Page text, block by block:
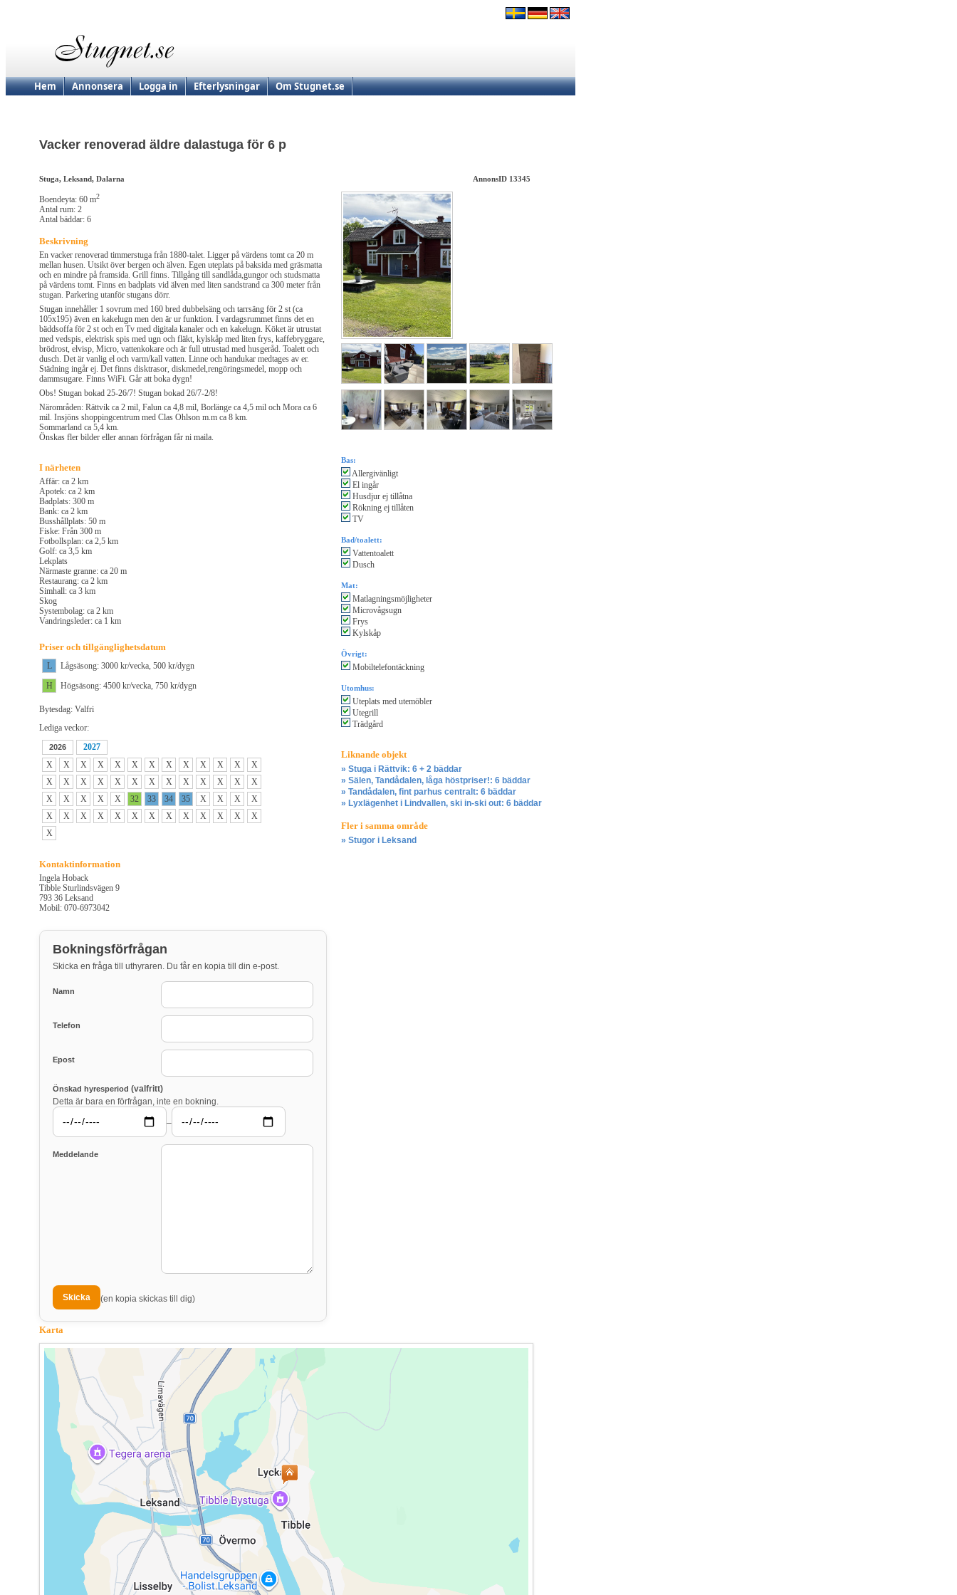
Hem Annonsera Logga in Efterlysningar Om Stugnet.se
Vacker renoverad äldre dalastuga för 6 p
Stuga, Leksand, Dalarna AnnonsID 13345
Boendeyta: 60 m2
Antal rum: 2
Antal bäddar: 6
Beskrivning
En vacker renoverad timmerstuga från 1880-talet. Ligger på värdens tomt ca 20 m
mellan husen. Utsikt över bergen och älven. Egen uteplats på baksida med gräsmatta
och en mindre på framsida. Grill finns. Tillgång till sandlåda,gungor och studsmatta
på värdens tomt. Finns en badplats vid älven med liten sandstrand ca 300 meter från
stugan. Parkering utanför stugans dörr.
Stugan innehåller 1 sovrum med 160 bred dubbelsäng och tarrsäng för 2 st (ca
105x195) även en kakelugn men den är ur funktion. I vardagsrummet finns det en
bäddsoffa för 2 st och en Tv med digitala kanaler och en kakelugn. Köket är utrustat
med vedspis, elektrisk spis med ugn och fläkt, kylskåp med liten frys, kaffebryggare,
brödrost, elvisp, Micro, vattenkokare och är full utrustad med husgeråd. Toalett och
dusch. Det är vanlig el och varm/kall vatten. Linne och handukar medtages av er.
Städning ingår ej. Det finns disktrasor, diskmedel,rengöringsmedel, mopp och
dammsugare. Finns WiFi. Går att boka dygn!
Obs! Stugan bokad 25-26/7! Stugan bokad 26/7-2/8!
Närområden: Rättvik ca 2 mil, Falun ca 4,8 mil, Borlänge ca 4,5 mil och Mora ca 6
mil. Insjöns shoppingcentrum med Clas Ohlson m.m ca 8 km.
Sommarland ca 5,4 km.
Önskas fler bilder eller annan förfrågan får ni maila.
I närheten
Affär: ca 2 km
Apotek: ca 2 km
Badplats: 300 m
Bank: ca 2 km
Busshållplats: 50 m
Fiske: Från 300 m
Fotbollsplan: ca 2,5 km
Golf: ca 3,5 km
Lekplats
Närmaste granne: ca 20 m
Restaurang: ca 2 km
Simhall: ca 3 km
Skog
Systembolag: ca 2 km
Vandringsleder: ca 1 km
Priser och tillgänglighetsdatum
L
Lågsäsong: 3000 kr/vecka, 500 kr/dygn
H
Högsäsong: 4500 kr/vecka, 750 kr/dygn
Bytesdag: Valfri
Lediga veckor:
2026
2027
X
X X X X X X X X X X X
X
X
X X X X X X X X X X X
X
X
X X X X 32 33 34 35 X X X
X
X
X X X X X X X X X X X
X
X
Kontaktinformation
Ingela Hoback
Tibble Sturlindsvägen 9
793 36 Leksand
Mobil: 070-6973042
Bokningsförfrågan
Skicka en fråga till uthyraren. Du får en kopia till din e-post.
Namn
Telefon
Epost
Önskad hyresperiod (valfritt)
Detta är bara en förfrågan, inte en bokning.
–
Meddelande
(en kopia skickas till dig)
Bas:
Allergivänligt
El ingår
Husdjur ej tillåtna
Rökning ej tillåten
TV
Bad/toalett:
Vattentoalett
Dusch
Mat:
Matlagningsmöjligheter
Microvågsugn
Frys
Kylskåp
Övrigt:
Mobiltelefontäckning
Utomhus:
Uteplats med utemöbler
Utegrill
Trädgård
Liknande objekt
» Stuga i Rättvik: 6 + 2 bäddar
» Sälen, Tandådalen, låga höstpriser!: 6 bäddar
» Tandådalen, fint parhus centralt: 6 bäddar
» Lyxlägenhet i Lindvallen, ski in-ski out: 6 bäddar
Fler i samma område
» Stugor i Leksand
Karta